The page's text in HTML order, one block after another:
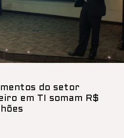
do setor
em TI somam R$